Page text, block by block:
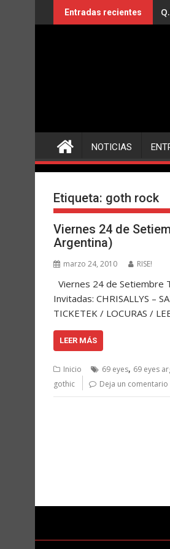
al
Entradas recientes
NOTICIAS
Etiqueta: goth rock
Viernes 24 de
Argentina)
marzo 24, 2010 RISE!
Viernes 24 de Setiembre
Invitadas: CHRISALLYS –
TICKETEK / LOCURAS /
LEER MÁS
Inicio 69 eyes, 69 eyes
gothic Deja un comentario